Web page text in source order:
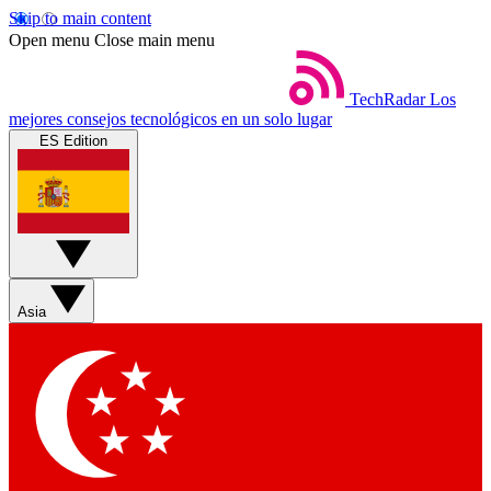
Skip to main content
Open menu Close main menu
TechRadar Los
mejores consejos tecnológicos en un solo lugar
ES Edition
Asia